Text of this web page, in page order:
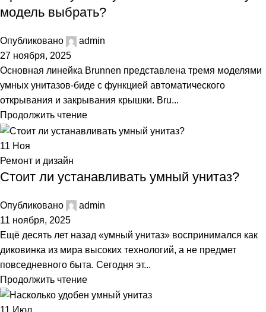
модель выбрать?
Опубликовано
admin
27 ноября, 2025
Основная линейка Brunnen представлена тремя моделями
умных унитазов-биде с функцией автоматического
открывания и закрывания крышки. Bru...
Продолжить чтение
11 Ноя
Ремонт и дизайн
Стоит ли устанавливать умный унитаз?
Опубликовано
admin
11 ноября, 2025
Ещё десять лет назад «умный унитаз» воспринимался как
диковинка из мира высоких технологий, а не предмет
повседневного быта. Сегодня эт...
Продолжить чтение
11 Июл